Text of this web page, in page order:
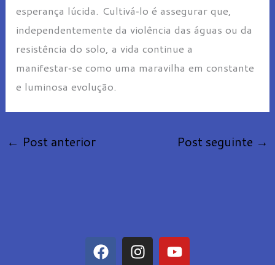
esperança lúcida. Cultivá‑lo é assegurar que,
independentemente da violência das águas ou da
resistência do solo, a vida continue a
manifestar‑se como uma maravilha em constante
e luminosa evolução.
← Post anterior Post seguinte →
F
a
I
n
Y
o